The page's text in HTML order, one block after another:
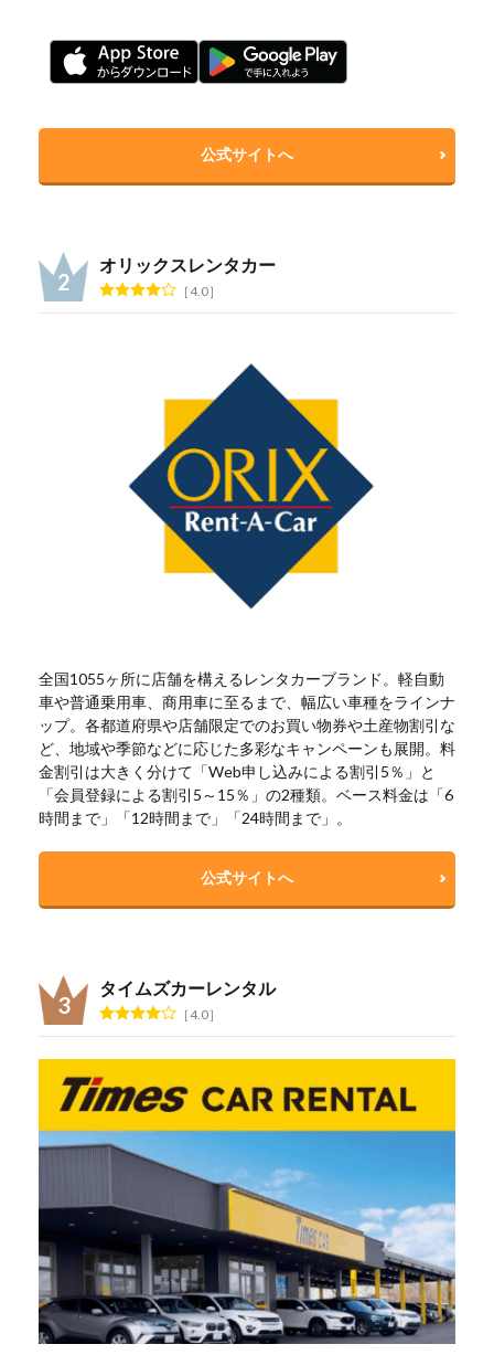
公式サイトへ
オリックスレンタカー
4.0
全国1055ヶ所に店舗を構えるレンタカーブランド。軽自動
車や普通乗用車、商用車に至るまで、幅広い車種をラインナ
ップ。各都道府県や店舗限定でのお買い物券や土産物割引な
ど、地域や季節などに応じた多彩なキャンペーンも展開。料
金割引は大きく分けて「Web申し込みによる割引5％」と
「会員登録による割引5～15％」の2種類。ベース料金は「6
時間まで」「12時間まで」「24時間まで」。
公式サイトへ
タイムズカーレンタル
4.0